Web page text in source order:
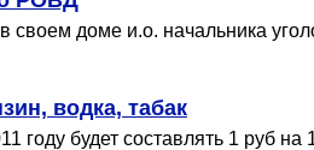
доме и.о. начальника
водка, табак
году будет составлять 1 руб